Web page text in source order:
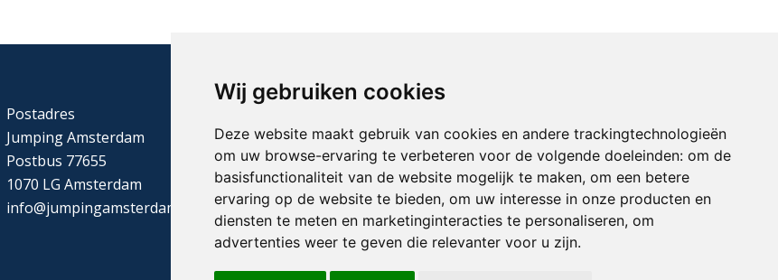
Wij gebruiken cookies
Deze website maakt gebruik van cookies en andere trackingtechnologieën
om uw browse-ervaring te verbeteren voor de volgende doeleinden: om de
basisfunctionaliteit van de website mogelijk te maken, om een betere
ervaring op de website te bieden, om uw interesse in onze producten en
diensten te meten en marketinginteracties te personaliseren, om
advertenties weer te geven die relevanter voor u zijn.
Postadres
Jumping Amsterdam
Postbus 77655
1070 LG Amsterdam
info@jumpingamsterdam.nl